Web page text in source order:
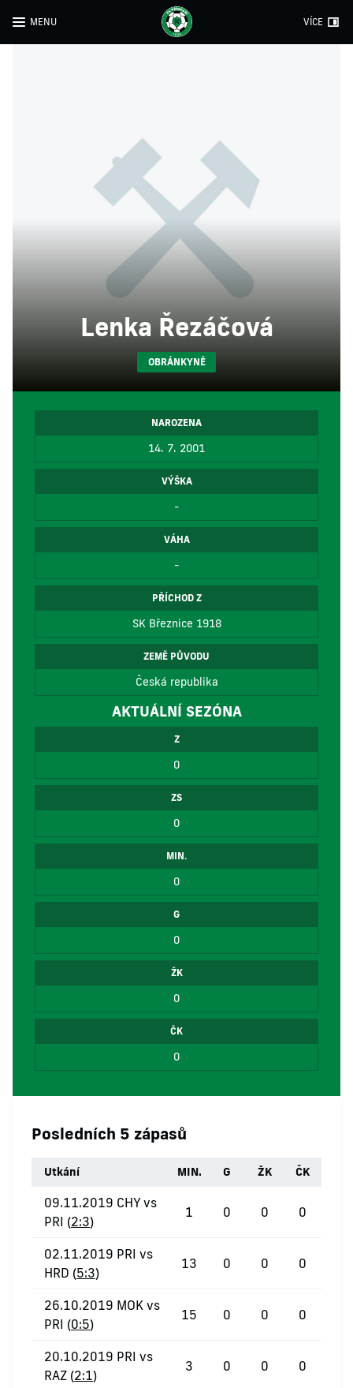
MENU VÍCE
Lenka Řezáčová
OBRÁNKYNĚ
NAROZENA
14. 7. 2001
VÝŠKA
-
VÁHA
-
PŘÍCHOD Z
SK Březnice 1918
ZEMĚ PŮVODU
Česká republika
AKTUÁLNÍ SEZÓNA
Z
0
ZS
0
MIN.
0
G
0
ŽK
0
ČK
0
Posledních 5 zápasů
Utkání MIN. G ŽK ČK
09.11.2019 CHY vs
PRI (2:3)
1 0 0 0
02.11.2019 PRI vs
HRD (5:3)
13 0 0 0
26.10.2019 MOK vs
PRI (0:5)
15 0 0 0
20.10.2019 PRI vs
RAZ (2:1)
3 0 0 0